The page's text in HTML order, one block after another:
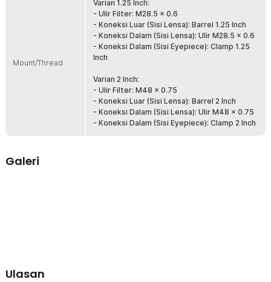
Pengunci Kuat, Tahan Gores
Dilengkapi sistem pengunci kuningan dan sekrup pengunci yang
kuat. Menahan eyepiece tanpa goresan dan mencegah pergeseran
saat Anda menyetel fokus. Desain ini memastikan peralatan tetap
aman saat digunakan dalam kondisi minim cahaya.
Kelengkapan Produk
Rincian yang Anda dapatkan untuk pembelian produk ini:
1 x SVBONY Diagonal Dielectric Mirror 90 Degree for Refractor
Telescope - SV188P
Mount/Thread
Varian 1.25 Inch:
- Ulir Filter: M28.5 x 0.6
- Koneksi Luar (Sisi Lensa): Barrel 1.25 Inch
- Koneksi Dalam (Sisi Lensa): Ulir M28.5 x 0.6
- Koneksi Dalam (Sisi Eyepiece): Clamp 1.25
Inch
Varian 2 Inch:
- Ulir Filter: M48 x 0.75
- Koneksi Luar (Sisi Lensa): Barrel 2 Inch
- Koneksi Dalam (Sisi Lensa): Ulir M48 x 0.75
- Koneksi Dalam (Sisi Eyepiece): Clamp 2 Inch
Galeri
Ulasan